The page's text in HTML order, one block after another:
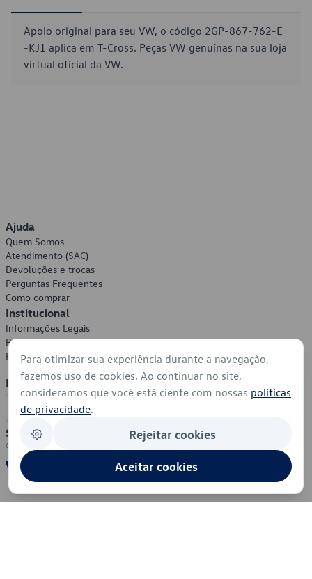
Apoio original para seu VW, o código 2GP-867-762-E
-KJ1 aplica em T-Cross. Peças VW genuínas na sua loja
virtual oficial da VW.
Ajuda
Quem Somos
Atendimento (SAC)
Devoluções e trocas
Perguntas Frequentes
Como comprar
Institucional
Informações Legais
Política de Privacidade
Política de Cookies
Formas de Pagamento
Segurança
Para otimizar sua experiência durante a navegação,
fazemos uso de cookies. Ao continuar no site,
consideramos que você está ciente com nossas políticas
de privacidade.
Rejeitar cookies
Aceitar cookies